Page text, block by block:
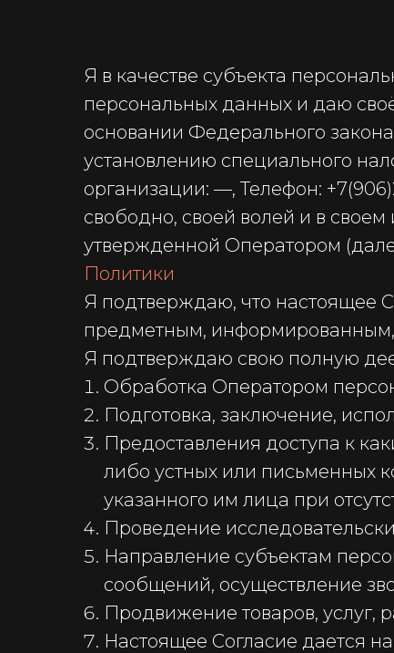
Я в качестве субъекта
персональных данных и даю
основании Федерального
установлению специального
организации: —, Телефон:
свободно, своей волей и в
утвержденной Оператором
Политики
Я подтверждаю, что настоящее
предметным,
Я подтверждаю свою полную
Обработка Оператором
Подготовка, заключение,
Предоставления доступа к
либо устных или письменных
указанного им лица при
Проведение
Направление субъектам
сообщений, осуществление
Продвижение товаров, услуг,
Настоящее Согласие дается